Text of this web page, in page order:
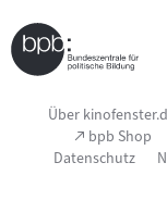
Über
(Link
öffnet
im
bpb Shop
Datenschutz